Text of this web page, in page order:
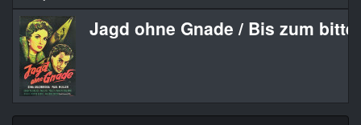
Jagd ohne Gnade / Bis zum